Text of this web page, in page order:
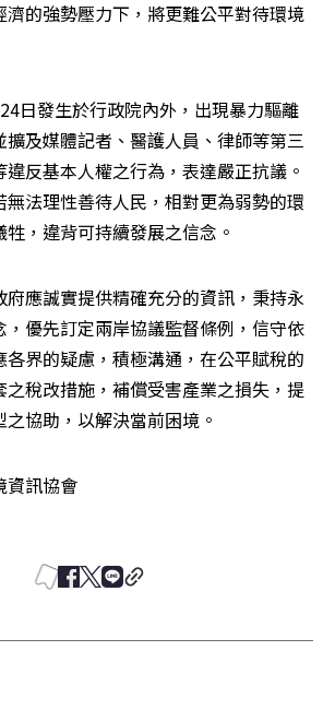
濟的強勢壓力下，將更難公平對待環境
日發生於行政院內外，出現暴力驅離
及媒體記者、醫護人員、律師等第三
反基本人權之行為，表達嚴正抗議。
無法理性善待人民，相對更為弱勢的環
，違背可持續發展之信念。
應誠實提供精確充分的資訊，秉持永
，優先訂定兩岸協議監督條例，信守依
各界的疑慮，積極溝通，在公平賦稅的
之稅改措施，補償受害產業之損失，提
協助，以解決當前困境。
資訊協會